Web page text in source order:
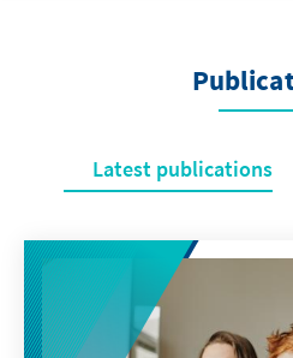
Latest publications